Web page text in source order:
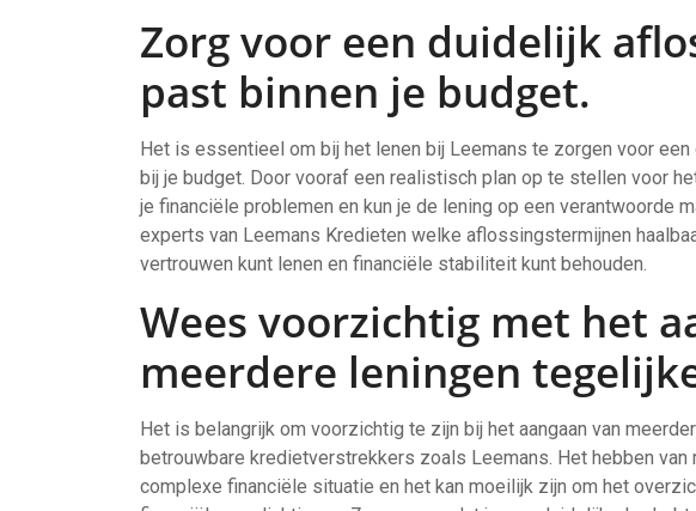
Zorg voor een duidelijk
past binnen je budget.
Het is essentieel om bij het lenen bij Leemans te zorgen voor
bij je budget. Door vooraf een realistisch plan op te stellen voor
je financiële problemen en kun je de lening op een verantwoorde
experts van Leemans Kredieten welke aflossingstermijnen
vertrouwen kunt lenen en financiële stabiliteit kunt behouden.
Wees voorzichtig met het
meerdere leningen
Het is belangrijk om voorzichtig te zijn bij het aangaan van
betrouwbare kredietverstrekkers zoals Leemans. Het hebben van
complexe financiële situatie en het kan moeilijk zijn om het